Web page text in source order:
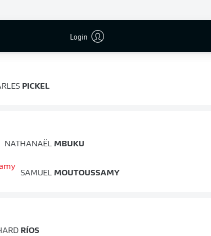
Login
PICKEL
NATHANAËL MBUKU
SAMUEL MOUTOUSSAMY
RÍOS